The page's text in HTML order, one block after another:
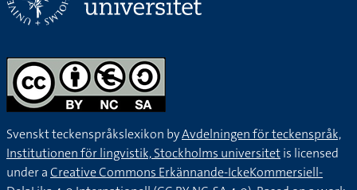
Svenskt teckenspråkslexikon byAvdelningen för teckenspråk,
Institutionen för lingvistik, Stockholms universitetis licensed
under aCreative Commons Erkännande-IckeKommersiell-